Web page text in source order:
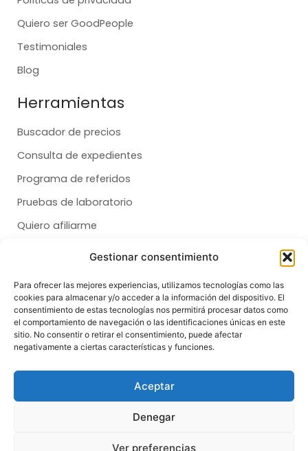
Gestionar consentimiento
Para ofrecer las mejores experiencias, utilizamos tecnologías como las
cookies para almacenar y/o acceder a la información del dispositivo. El
consentimiento de estas tecnologías nos permitirá procesar datos como
el comportamiento de navegación o las identificaciones únicas en este
sitio. No consentir o retirar el consentimiento, puede afectar
negativamente a ciertas características y funciones.
Aceptar
Denegar
Ver preferencias
Quiero ser GoodPeople
Testimoniales
Blog
Herramientas
Buscador de precios
Consulta de expedientes
Programa de referidos
Pruebas de laboratorio
Quiero afiliarme
Dental
Salud
Síganos
c
k
s